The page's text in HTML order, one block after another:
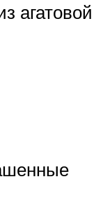
агатовой